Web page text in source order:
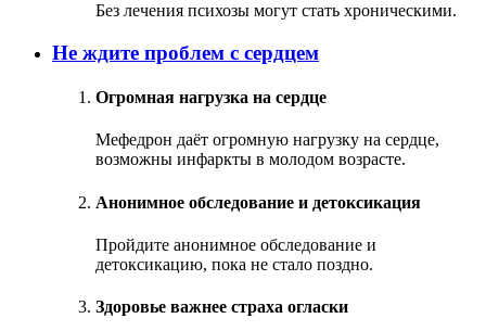
Без лечения психозы могут стать хроническими.
Не ждите проблем с сердцем
Огромная нагрузка на сердце
Мефедрон даёт огромную нагрузку на сердце,
возможны инфаркты в молодом возрасте.
Анонимное обследование и детоксикация
Пройдите анонимное обследование и
детоксикацию, пока не стало поздно.
Здоровье важнее страха огласки